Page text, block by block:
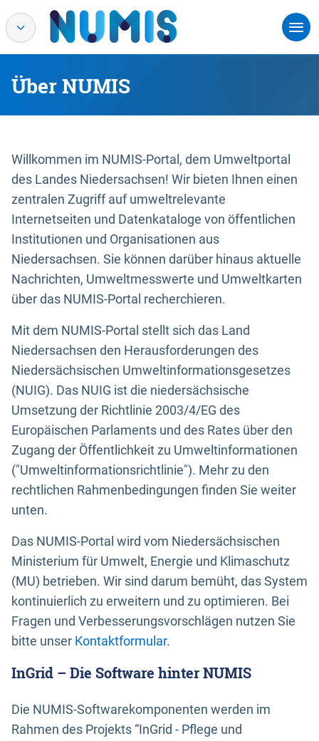
Über NUMIS
Willkommen im NUMIS-Portal, dem Umweltportal
des Landes Niedersachsen! Wir bieten Ihnen einen
zentralen Zugriff auf umweltrelevante
Internetseiten und Datenkataloge von öffentlichen
Institutionen und Organisationen aus
Niedersachsen. Sie können darüber hinaus aktuelle
Nachrichten, Umweltmesswerte und Umweltkarten
über das NUMIS-Portal recherchieren.
Mit dem NUMIS-Portal stellt sich das Land
Niedersachsen den Herausforderungen des
Niedersächsischen Umweltinformationsgesetzes
(NUIG). Das NUIG ist die niedersächsische
Umsetzung der Richtlinie 2003/4/EG des
Europäischen Parlaments und des Rates über den
Zugang der Öffentlichkeit zu Umweltinformationen
("Umweltinformationsrichtlinie"). Mehr zu den
rechtlichen Rahmenbedingungen finden Sie weiter
unten.
Das NUMIS-Portal wird vom Niedersächsischen
Ministerium für Umwelt, Energie und Klimaschutz
(MU) betrieben. Wir sind darum bemüht, das System
kontinuierlich zu erweitern und zu optimieren. Bei
Fragen und Verbesserungsvorschlägen nutzen Sie
bitte unser Kontaktformular.
InGrid – Die Software hinter NUMIS
Die NUMIS-Softwarekomponenten werden im
Rahmen des Projekts “InGrid - Pflege und